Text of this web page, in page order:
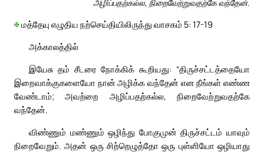
✠மத்தேயு எழுதிய நற்செய்தியிலிருந்து வாசகம் 5: 17-19
அக்காலத்தில்
இயேசு தம் சீடரை நோக்கிக் கூறியது: “திருச்சட்டத்தையோ
இறைவாக்குகளையோ நான் அழிக்க வந்தேன் என நீங்கள் எண்ண
வேண்டாம்; அவற்றை அழிப்பதற்கல்ல, நிறைவேற்றுவதற்கே
வந்தேன்.
விண்ணும் மண்ணும் ஒழிந்து போகுமுன் திருச்சட்டம் யாவும்
நிறைவேறும். அதன் ஒரு சிற்றெழுத்தோ ஒரு புள்ளியோ ஒழியாது